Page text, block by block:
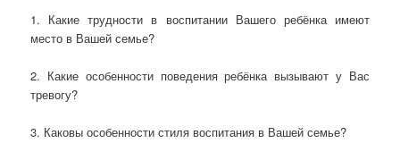
1. Какие трудности в воспитании Вашего ребёнка имеют
место в Вашей семье?
2. Какие особенности поведения ребёнка вызывают у Вас
тревогу?
3. Каковы особенности стиля воспитания в Вашей семье?